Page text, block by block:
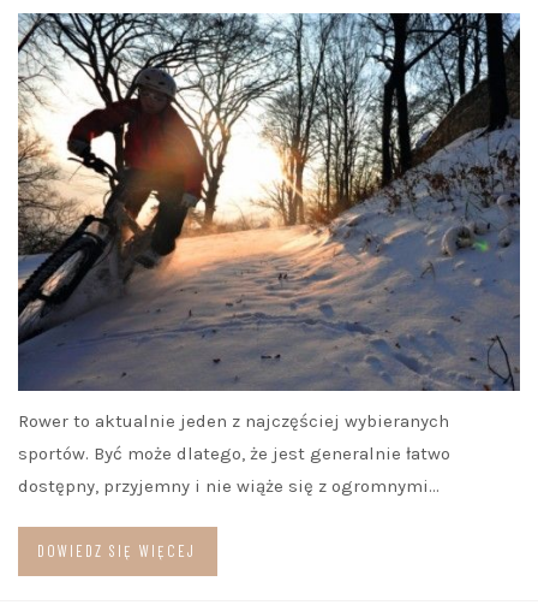
Rower to aktualnie jeden z najczęściej wybieranych
sportów. Być może dlatego, że jest generalnie łatwo
dostępny, przyjemny i nie wiąże się z ogromnymi…
DOWIEDZ SIĘ WIĘCEJ